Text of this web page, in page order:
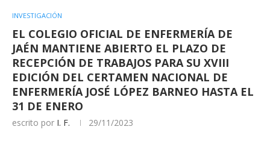
INVESTIGACIÓN
EL COLEGIO OFICIAL DE ENFERMERÍA DE
JAÉN MANTIENE ABIERTO EL PLAZO DE
RECEPCIÓN DE TRABAJOS PARA SU XVIII
EDICIÓN DEL CERTAMEN NACIONAL DE
ENFERMERÍA JOSÉ LÓPEZ BARNEO HASTA EL
31 DE ENERO
escrito por I. F. 29/11/2023